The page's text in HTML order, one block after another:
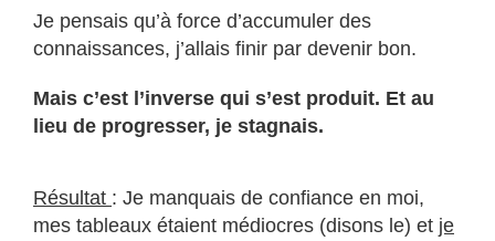
Je pensais qu’à force d’accumuler des
connaissances, j’allais finir par devenir bon.
Mais c’est l’inverse qui s’est produit. Et au
lieu de progresser, je stagnais.
Résultat : Je manquais de confiance en moi,
mes tableaux étaient médiocres (disons le) et je